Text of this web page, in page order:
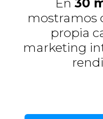
mostramos
propia
marketing